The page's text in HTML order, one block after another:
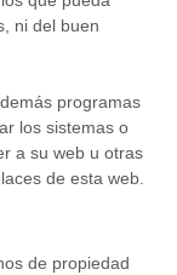
ni del buen
programas
los sistemas o
a su web u otras
de esta web.
de propiedad